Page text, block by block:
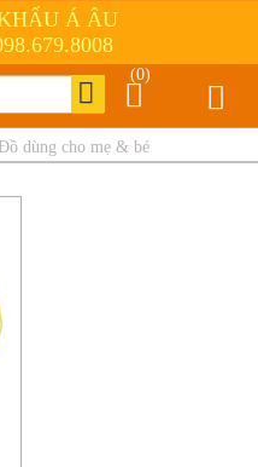
Á ÂU
(0)
dùng cho mẹ & bé